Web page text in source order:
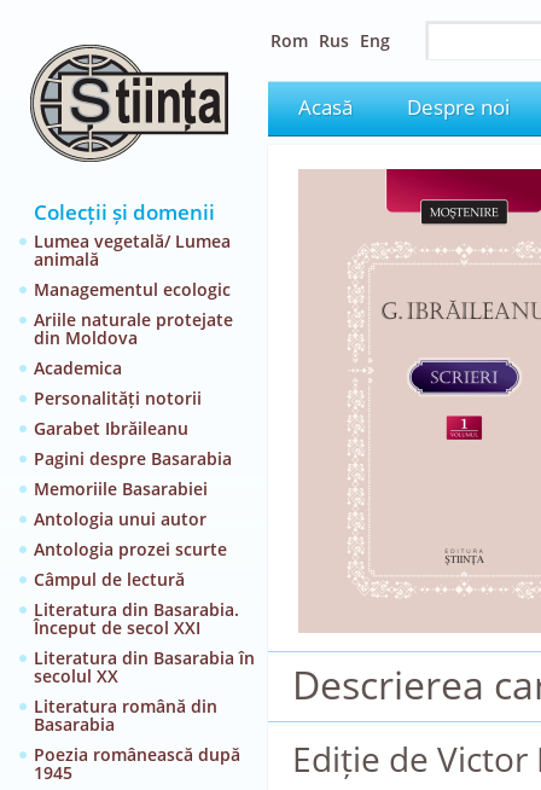
Colecții și domenii
Lumea vegetală/ Lumea
animală
Managementul ecologic
Ariile naturale protejate
din Moldova
Academica
Personalități notorii
Garabet Ibrăileanu
Pagini despre Basarabia
Memoriile Basarabiei
Antologia unui autor
Antologia prozei scurte
Câmpul de lectură
Literatura din Basarabia.
Început de secol XXI
Literatura din Basarabia în
secolul XX
Literatura română din
Basarabia
Poezia românească după
1945
Rom Rus Eng
Acasă Despre noi
Descrierea
Ediție de Victor